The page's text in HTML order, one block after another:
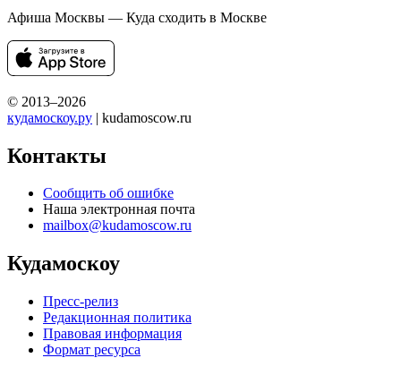
Афиша Москвы — Куда сходить в Москве
© 2013–2026
кудамоскоу.ру | kudamoscow.ru
Контакты
Сообщить об ошибке
Наша электронная почта
mailbox@kudamoscow.ru
Кудамоскоу
Пресс-релиз
Редакционная политика
Правовая информация
Формат ресурса